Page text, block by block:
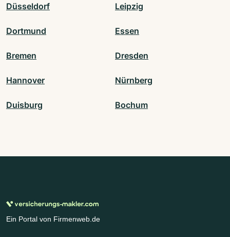
Düsseldorf Leipzig
Dortmund Essen
Bremen Dresden
Hannover Nürnberg
Duisburg Bochum
Ein Portal von Firmenweb.de